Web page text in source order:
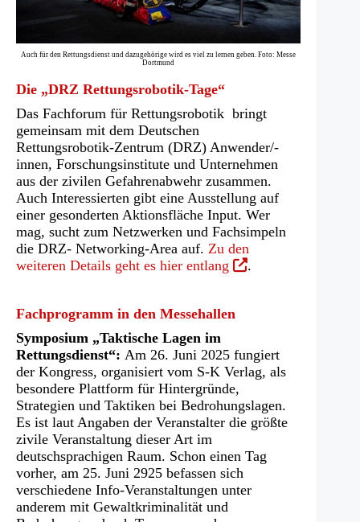
Auch für den Rettungsdienst und dazugehörige wird es viel zu lernen geben. Foto: Messe
Dortmund
Die „DRZ Rettungsrobotik-Tage“
Das Fachforum für Rettungsrobotik bringt
gemeinsam mit dem Deutschen
Rettungsrobotik-Zentrum (DRZ) Anwender/-
innen, Forschungsinstitute und Unternehmen
aus der zivilen Gefahrenabwehr zusammen.
Auch Interessierten gibt eine Ausstellung auf
einer gesonderten Aktionsfläche Input. Wer
mag, sucht zum Netzwerken und Fachsimpeln
die DRZ- Networking-Area auf. Zu den
weiteren Details geht es hier entlang (Öffnet
neuen
.
Fachprogramm in den Messehallen
Symposium „Taktische Lagen im
Rettungsdienst“: Am 26. Juni 2025 fungiert
der Kongress, organisiert vom S-K Verlag, als
besondere Plattform für Hintergründe,
Strategien und Taktiken bei Bedrohungslagen.
Es ist laut Angaben der Veranstalter die größte
zivile Veranstaltung dieser Art im
deutschsprachigen Raum. Schon einen Tag
vorher, am 25. Juni 2925 befassen sich
verschiedene Info-Veranstaltungen unter
anderem mit Gewaltkriminalität und